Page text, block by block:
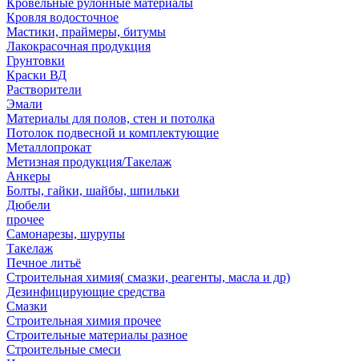
Кровельные рулонные материалы
Кровля водосточное
Мастики, праймеры, битумы
Лакокрасочная продукция
Грунтовки
Краски ВД
Растворители
Эмали
Материалы для полов, стен и потолка
Потолок подвесной и комплектующие
Металлопрокат
Метизная продукция/Такелаж
Анкеры
Болты, гайки, шайбы, шпильки
Дюбели
прочее
Самонарезы, шурупы
Такелаж
Печное литьё
Строительная химия( смазки, реагенты, масла и др)
Дезинфицирующие средства
Смазки
Строительная химия прочее
Строительные материалы разное
Строительные смеси